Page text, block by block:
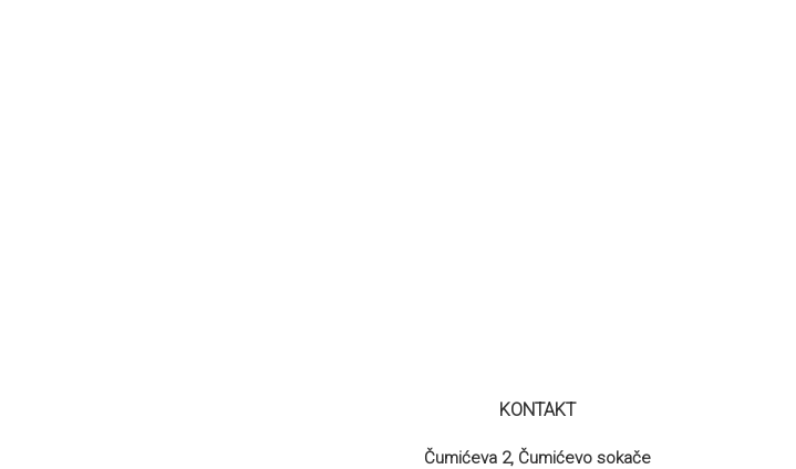
KONTAKT
Čumićeva 2, Čumićevo sokače